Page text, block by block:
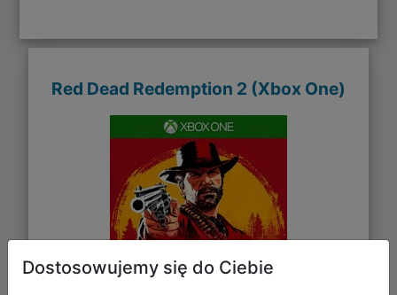
Red Dead Redemption 2 (Xbox One)
Dostosowujemy się do Ciebie